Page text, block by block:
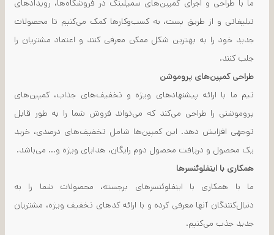
ما با طراحی و اجرای کمپین‌های سمپلینگ در فروشگاه‌ها، رویدادهای
تبلیغاتی و از طریق پست، به کسب‌وکارها کمک می‌کنیم تا محصولات
جدید خود را به بهترین شکل ممکن معرفی کنند و اعتماد مشتریان را
جلب کنند.
طراحی کمپین‌های پروموشن
تیم ما با ارائه پیشنهادهای ویژه و تخفیف‌های جذاب، کمپین‌های
پروموشنی را طراحی می‌کند که می‌تواند فروش شما را به طور قابل
توجهی افزایش دهد. این کمپین‌ها شامل تخفیف‌های درصدی، خرید
یک محصول و دریافت محصول دوم رایگان، هدایای ویژه و... می‌باشد.
همکاری با اینفلوئنسرها
ما با همکاری با اینفلوئنسرهای برجسته، محصولات شما را به
دنبال‌کنندگان آنها معرفی کرده و با ارائه کدهای تخفیف ویژه، مشتریان
جدید جذب می‌کنیم.